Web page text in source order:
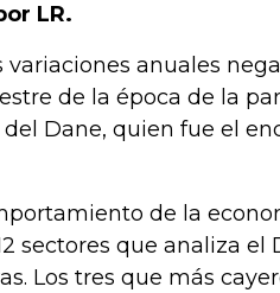
LR.
variaciones anuales
de la época de la
Dane, quien fue el
de la
sectores que analiza
Los tres que más